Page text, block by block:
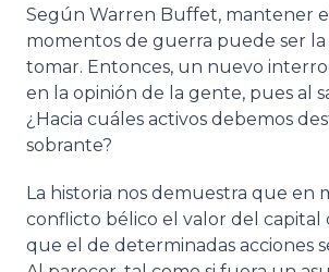
Según Warren Buffet, mantener
momentos de guerra puede ser la
tomar. Entonces, un nuevo
en la opinión de la gente, pues al
¿Hacia cuáles activos debemos
sobrante?
La historia nos demuestra que en
conflicto bélico el valor del capital
que el de determinadas acciones